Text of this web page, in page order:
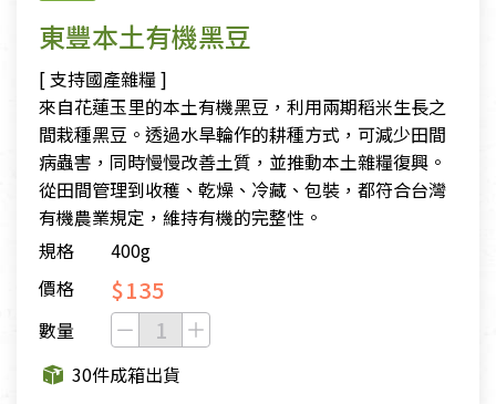
東豐本土有機黑豆
[ 支持國產雜糧 ]
來自花蓮玉里的本土有機黑豆，利用兩期稻米生長之
間栽種黑豆。透過水旱輪作的耕種方式，可減少田間
病蟲害，同時慢慢改善土質，並推動本土雜糧復興。
從田間管理到收穫、乾燥、冷藏、包裝，都符合台灣
有機農業規定，維持有機的完整性。
規格
400g
價格
$135
數量
30件成箱出貨